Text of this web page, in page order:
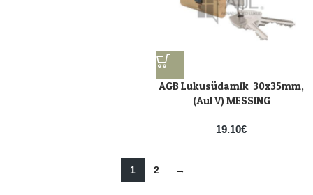
AGB Lukusüdamik 30x35mm,
(Aul V) MESSING
19.10€
1 2 →